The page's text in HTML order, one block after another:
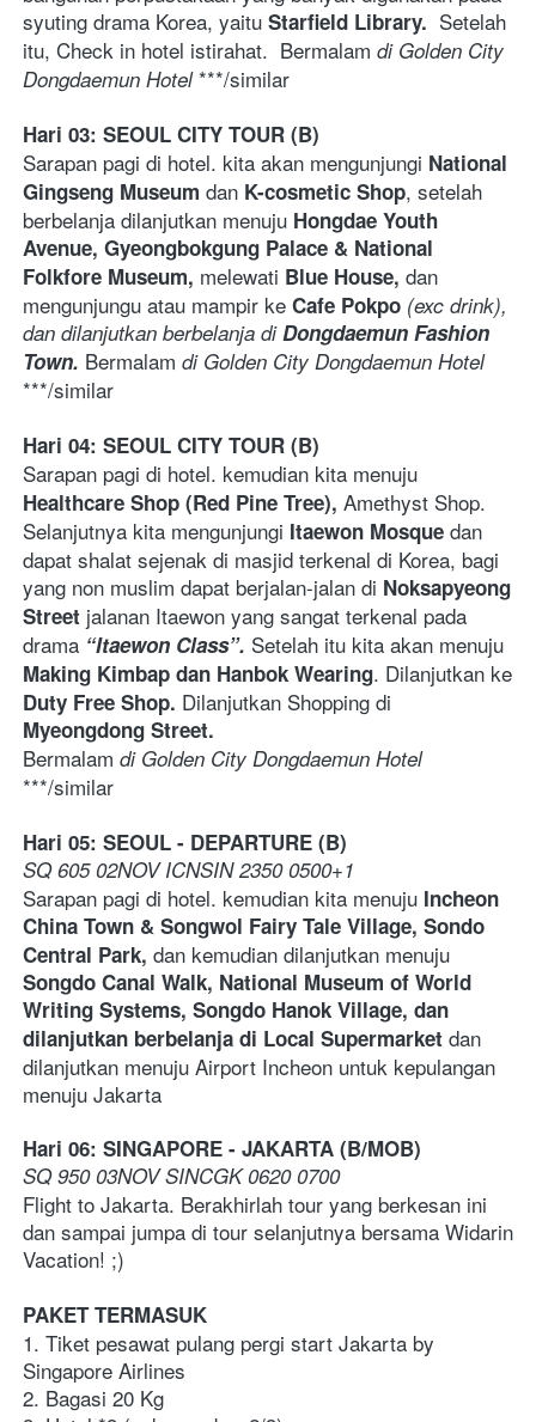
syuting drama Korea, yaitu Starfield Library.
  Setelah
itu, Check in hotel istirahat.  Bermalam di Golden City
Dongdaemun Hotel ***/similar
Hari 03: SEOUL CITY TOUR (B)
Sarapan pagi di hotel. kita akan mengunjungi National
Gingseng Museum dan K-cosmetic Shop, setelah
berbelanja dilanjutkan menuju Hongdae Youth
Avenue, Gyeongbokgung Palace & National
Folkfore Museum, melewati Blue House, dan
mengunjungu atau mampir ke Cafe Pokpo (exc drink),
dan dilanjutkan berbelanja di Dongdaemun Fashion
Town. Bermalam di Golden City Dongdaemun Hotel
***/similar
Hari 04: SEOUL CITY TOUR (B)
Healthcare Shop (Red Pine Tree), Amethyst Shop.
Selanjutnya kita mengunjungi Itaewon Mosque dan
dapat shalat sejenak di masjid terkenal di Korea, bagi
yang non muslim dapat berjalan-jalan di Noksapyeong
Street jalanan Itaewon yang sangat terkenal pada
drama “Itaewon Class”.
Making Kimbap dan Hanbok Wearing
Duty Free Shop.
Myeongdong Street.
Bermalam di Golden City Dongdaemun Hotel
***/similar
Hari 05: SEOUL - DEPARTURE (B)
SQ 605 02NOV ICNSIN 2350 0500+1
Sarapan pagi di hotel. kemudian kita menuju Incheon
China Town & Songwol Fairy Tale Village, Sondo
Central Park, dan kemudian dilanjutkan menuju
Songdo Canal Walk, National Museum of World
Writing Systems, Songdo Hanok Village, dan
dilanjutkan berbelanja di Local Supermarket dan
dilanjutkan menuju Airport Incheon untuk kepulangan
menuju Jakarta
Hari 06: SINGAPORE - JAKARTA (B/MOB)
SQ 950 03NOV SINCGK 0620 0700
Flight to Jakarta. Berakhirlah tour yang berkesan ini
dan sampai jumpa di tour selanjutnya bersama Widarin
Vacation! ;)
PAKET TERMASUK
1. Tiket pesawat pulang pergi start Jakarta by
Singapore Airlines
2. Bagasi 20 Kg